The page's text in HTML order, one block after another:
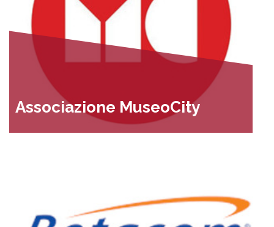
Associazione MuseoCity